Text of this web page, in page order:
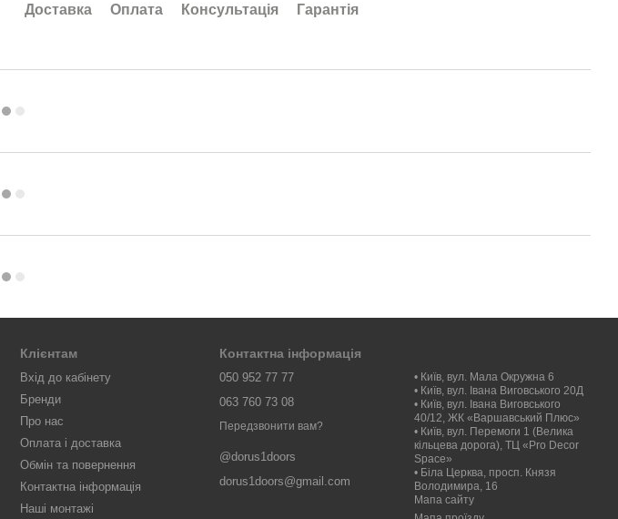
Доставка
Оплата Консультація Гарантія
Клієнтам
Вхід до кабінету
Бренди
Про нас
Оплата і доставка
Обмін та повернення
Контактна інформація
Наші монтажі
Контактна інформація
050 952 77 77
063 760 73 08
Передзвонити вам?
@dorus1doors
dorus1doors@gmail.com
• Київ, вул. Мала Окружна 6
• Київ, вул. Івана Виговського 20Д
• Київ, вул. Івана Виговського
40/12, ЖК «Варшавський Плюс»
• Київ, вул. Перемоги 1 (Велика
кільцева дорога), ТЦ «Pro Decor
Space»
• Біла Церква, просп. Князя
Володимира, 16
Мапа сайту